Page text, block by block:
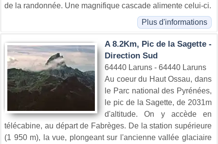
de la randonnée. Une magnifique cascade alimente celui-ci.
Plus d'informations
A 8.2Km, Pic de la Sagette -
Direction Sud
64440 Laruns - 64440 Laruns
Au coeur du Haut Ossau, dans
le Parc national des Pyrénées,
le pic de la Sagette, de 2031m
d'altitude. On y accède en
télécabine, au départ de Fabrèges. De la station supérieure
(1 950 m), la vue, plongeant sur l'ancienne vallée glaciaire